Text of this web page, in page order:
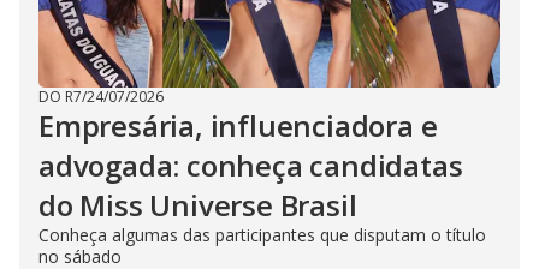
DO R7/24/07/2026
Empresária, influenciadora e
advogada: conheça candidatas
do Miss Universe Brasil
Conheça algumas das participantes que disputam o título
no sábado